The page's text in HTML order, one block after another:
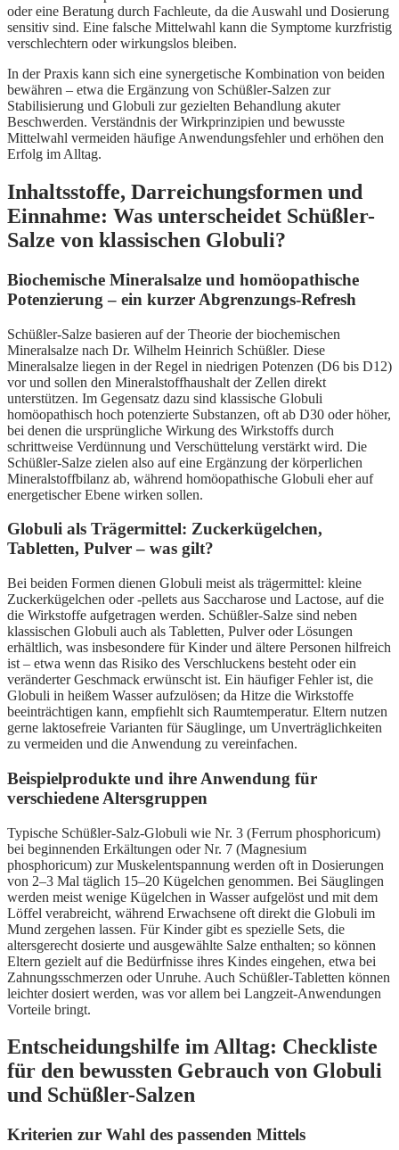
oder eine Beratung durch Fachleute, da die Auswahl und Dosierung
sensitiv sind. Eine falsche Mittelwahl kann die Symptome kurzfristig
verschlechtern oder wirkungslos bleiben.
In der Praxis kann sich eine synergetische Kombination von beiden
bewähren – etwa die Ergänzung von Schüßler-Salzen zur
Stabilisierung und Globuli zur gezielten Behandlung akuter
Beschwerden. Verständnis der Wirkprinzipien und bewusste
Mittelwahl vermeiden häufige Anwendungsfehler und erhöhen den
Erfolg im Alltag.
Inhaltsstoffe, Darreichungsformen und
Einnahme: Was unterscheidet Schüßler-
Salze von klassischen Globuli?
Biochemische Mineralsalze und homöopathische
Potenzierung – ein kurzer Abgrenzungs-Refresh
Schüßler-Salze basieren auf der Theorie der biochemischen
Mineralsalze nach Dr. Wilhelm Heinrich Schüßler. Diese
Mineralsalze liegen in der Regel in niedrigen Potenzen (D6 bis D12)
vor und sollen den Mineralstoffhaushalt der Zellen direkt
unterstützen. Im Gegensatz dazu sind klassische Globuli
homöopathisch hoch potenzierte Substanzen, oft ab D30 oder höher,
bei denen die ursprüngliche Wirkung des Wirkstoffs durch
schrittweise Verdünnung und Verschüttelung verstärkt wird. Die
Schüßler-Salze zielen also auf eine Ergänzung der körperlichen
Mineralstoffbilanz ab, während homöopathische Globuli eher auf
energetischer Ebene wirken sollen.
Globuli als Trägermittel: Zuckerkügelchen,
Tabletten, Pulver – was gilt?
Bei beiden Formen dienen Globuli meist als trägermittel: kleine
Zuckerkügelchen oder -pellets aus Saccharose und Lactose, auf die
die Wirkstoffe aufgetragen werden. Schüßler-Salze sind neben
klassischen Globuli auch als Tabletten, Pulver oder Lösungen
erhältlich, was insbesondere für Kinder und ältere Personen hilfreich
ist – etwa wenn das Risiko des Verschluckens besteht oder ein
veränderter Geschmack erwünscht ist. Ein häufiger Fehler ist, die
Globuli in heißem Wasser aufzulösen; da Hitze die Wirkstoffe
beeinträchtigen kann, empfiehlt sich Raumtemperatur. Eltern nutzen
gerne laktosefreie Varianten für Säuglinge, um Unverträglichkeiten
zu vermeiden und die Anwendung zu vereinfachen.
Beispielprodukte und ihre Anwendung für
verschiedene Altersgruppen
Typische Schüßler-Salz-Globuli wie Nr. 3 (Ferrum phosphoricum)
bei beginnenden Erkältungen oder Nr. 7 (Magnesium
phosphoricum) zur Muskelentspannung werden oft in Dosierungen
von 2–3 Mal täglich 15–20 Kügelchen genommen. Bei Säuglingen
werden meist wenige Kügelchen in Wasser aufgelöst und mit dem
Löffel verabreicht, während Erwachsene oft direkt die Globuli im
Mund zergehen lassen. Für Kinder gibt es spezielle Sets, die
altersgerecht dosierte und ausgewählte Salze enthalten; so können
Eltern gezielt auf die Bedürfnisse ihres Kindes eingehen, etwa bei
Zahnungsschmerzen oder Unruhe. Auch Schüßler-Tabletten können
leichter dosiert werden, was vor allem bei Langzeit-Anwendungen
Vorteile bringt.
Entscheidungshilfe im Alltag: Checkliste
für den bewussten Gebrauch von Globuli
und Schüßler-Salzen
Kriterien zur Wahl des passenden Mittels